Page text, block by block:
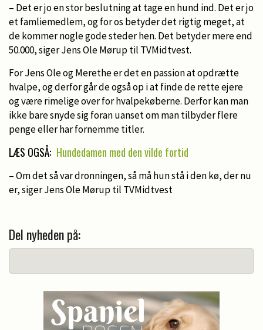
– Det er jo en stor beslutning at tage en hund ind. Det er jo
et famliemedlem, og for os betyder det rigtig meget, at
de kommer nogle gode steder hen. Det betyder mere end
50.000, siger Jens Ole Mørup til TVMidtvest.
For Jens Ole og Merethe er det en passion at opdrætte
hvalpe, og derfor går de også op i at finde de rette ejere
og være rimelige over for hvalpekøberne. Derfor kan man
ikke bare snyde sig foran uanset om man tilbyder flere
penge eller har fornemme titler.
LÆS OGSÅ: Hundedamen med den vilde fortid
– Om det så var dronningen, så må hun stå i den kø, der nu
er, siger Jens Ole Mørup til TVMidtvest
Del nyheden på: